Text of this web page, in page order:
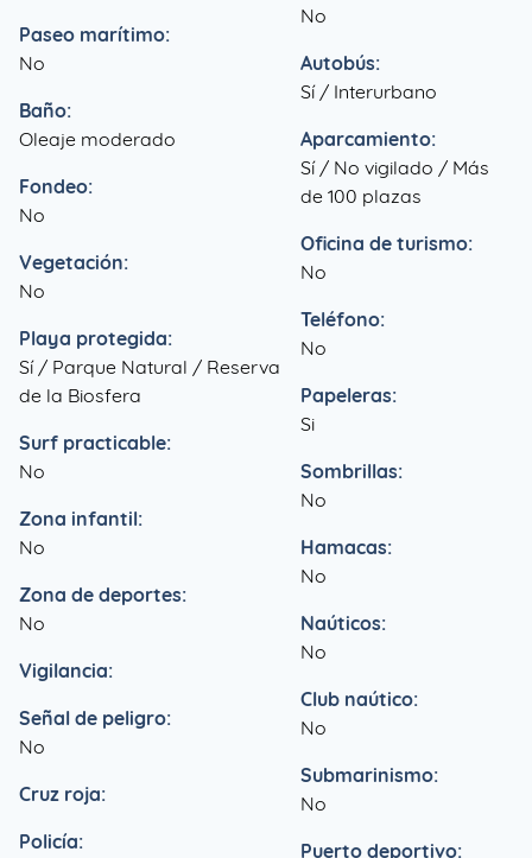
Paseo marítimo:
No
Baño:
Oleaje moderado
Fondeo:
No
Vegetación:
No
Playa protegida:
Sí / Parque Natural / Reserva
de la Biosfera
Surf practicable:
No
Zona infantil:
No
Zona de deportes:
No
Vigilancia:
Señal de peligro:
No
Cruz roja:
Policía:
No
Autobús:
Sí / Interurbano
Aparcamiento:
Sí / No vigilado / Más
de 100 plazas
Oficina de turismo:
No
Teléfono:
No
Papeleras:
Si
Sombrillas:
No
Hamacas:
No
Naúticos:
No
Club naútico:
No
Submarinismo:
No
Puerto deportivo: